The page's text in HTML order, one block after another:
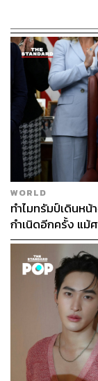
WORLD
ทำไมทรัมป์เดินห
กำเนิดอีกครั้ง แ